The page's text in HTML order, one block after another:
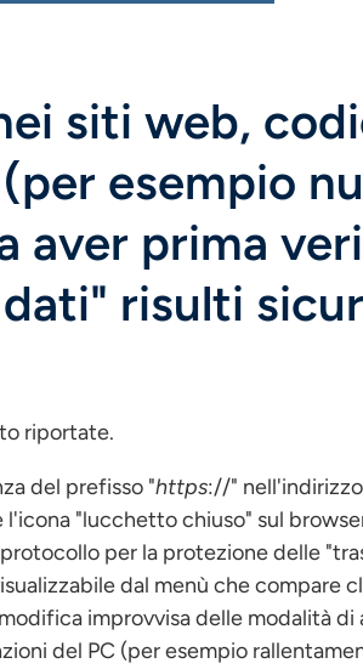
siti web,
esempio
aver prima
risulti
riportate.
del prefisso "https://"
"lucchetto chiuso" sul
per la protezione delle
dal menù che compare
improvvisa delle modalità
del PC (per esempio